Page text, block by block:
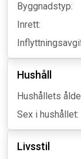
Byggnadstyp:
Inrett:
Hushåll
Hushållets
Sex i hushållet:
Livsstil